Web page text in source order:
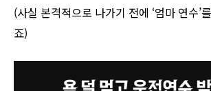
(사실 본격적으로 나가기 전에 ‘엄마 연수’
죠)